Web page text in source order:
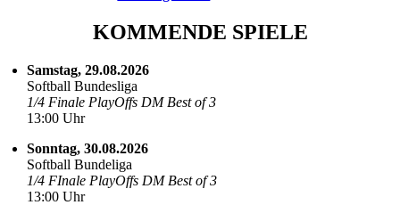
KOMMENDE SPIELE
Samstag, 29.08.2026
Softball Bundesliga
1/4 Finale PlayOffs DM Best of 3
13:00 Uhr
Sonntag, 30.08.2026
Softball Bundeliga
1/4 FInale PlayOffs DM Best of 3
13:00 Uhr